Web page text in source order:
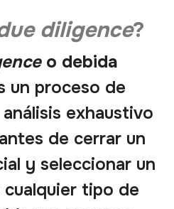
diligence?
o debida
un proceso de
exhaustivo
de cerrar un
y seleccionar un
tipo de